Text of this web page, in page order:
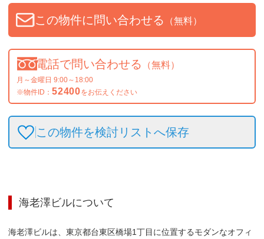
この物件に問い合わせる （無料）
電話で問い合わせる （無料）
月～金曜日 9:00～18:00
※物件ID： 52400をお伝えください
この物件を検討リストへ保存
海老澤ビルについて
海老澤ビルは、東京都台東区橋場1丁目に位置するモダンなオフィ